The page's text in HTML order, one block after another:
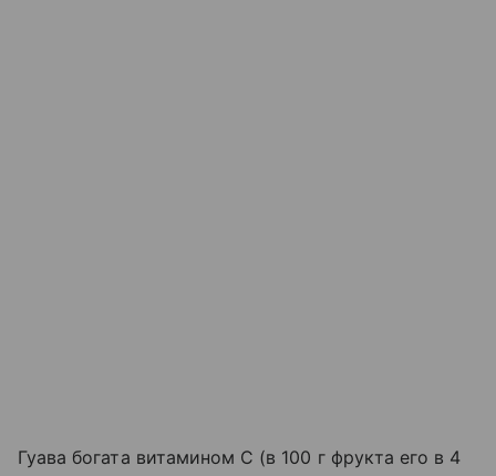
Гуава богата витамином С (в 100 г фрукта его в 4